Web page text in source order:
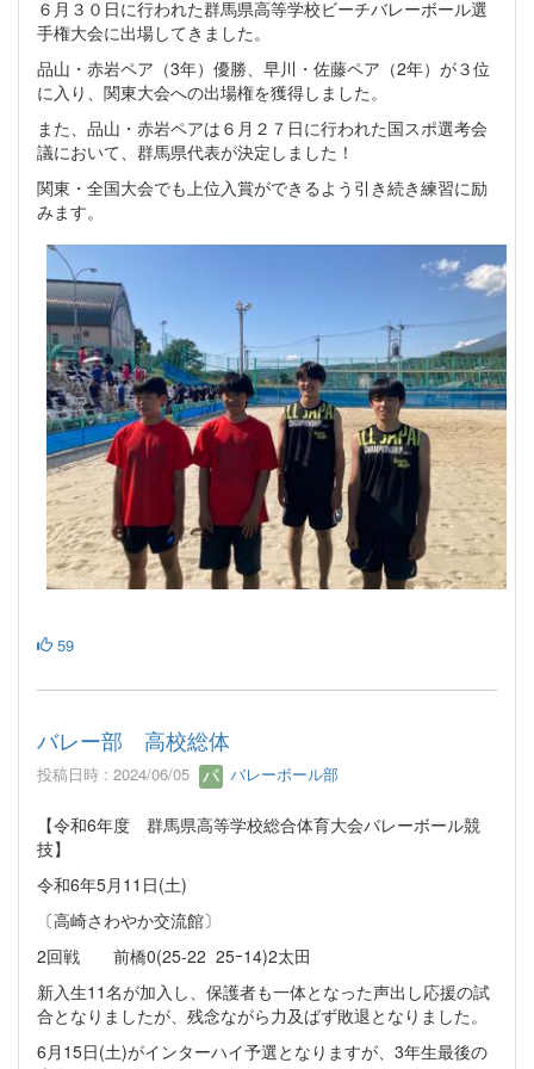
６月３０日に行われた群馬県高等学校ビーチバレーボール選
手権大会に出場してきました。
品山・赤岩ペア（3年）優勝、早川・佐藤ペア（2年）が３位
に入り、関東大会への出場権を獲得しました。
また、品山・赤岩ペアは６月２７日に行われた国スポ選考会
議において、群馬県代表が決定しました！
関東・全国大会でも上位入賞ができるよう引き続き練習に励
みます。
59
バレー部 高校総体
投稿日時 : 2024/06/05 バレーボール部
【令和6年度 群馬県高等学校総合体育大会バレーボール競
技】
令和6年5月11日(土)
〔高崎さわやか交流館〕
2回戦 前橋0(25-22 25ｰ14)2太田
新入生11名が加入し、保護者も一体となった声出し応援の試
合となりましたが、残念ながら力及ばず敗退となりました。
6月15日(土)がインターハイ予選となりますが、3年生最後の